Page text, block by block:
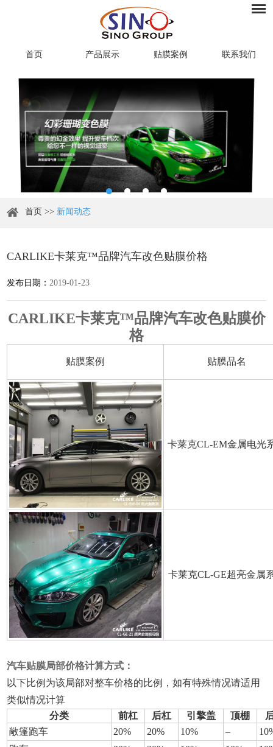
首页 产品展示 贴膜案例 联系我们
首页 >> 新闻动态
CARLIKE卡莱克™品牌汽车改色贴膜价格
发布日期： 2019-01-23
CARLIKE卡莱克™品牌汽车改色贴膜价
格
贴膜案例 贴膜品名
卡莱克CL-EM金属电光
卡莱克CL-GE超亮金属
汽车贴膜局部价格计算方式：
以下比例为该局部对整车价格的比例，如有特殊情况请适用
类似情况计算
分类
前杠 后杠 引擎盖 顶棚
敞篷跑车
20% 20% 10% –